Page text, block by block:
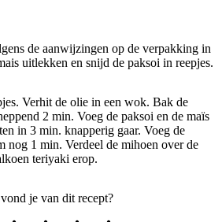
de aanwijzingen op de verpakking in
uitlekken en snijd de paksoi in reepjes.
Verhit de olie in een wok. Bak de
2 min. Voeg de paksoi en de maïs
in 3 min. knapperig gaar. Voeg de
nog 1 min. Verdeel de mihoen over de
teriyaki erop.
je van dit recept?